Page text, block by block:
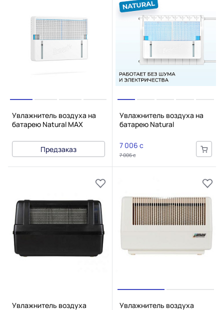
Увлажнитель воздуха на
батарею Natural MAX
Предзаказ
Увлажнитель воздуха на
батарею Natural
7 006 c
7 006 c
Увлажнитель воздуха
Увлажнитель воздуха